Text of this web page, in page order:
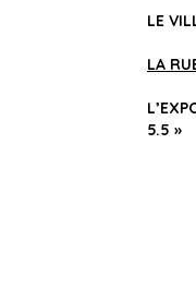
LE
LA
5.5 »